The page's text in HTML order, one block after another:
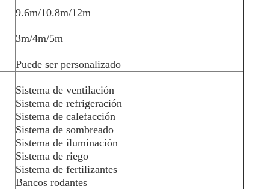
9.6m/10.8m/12m
3m/4m/5m
Puede ser personalizado
Sistema de ventilación
Sistema de refrigeración
Sistema de calefacción
Sistema de sombreado
Sistema de iluminación
Sistema de riego
Sistema de fertilizantes
Bancos rodantes